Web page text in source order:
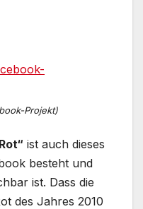
Projekt)
ist auch dieses
besteht und
ist. Dass die
des Jahres 2010